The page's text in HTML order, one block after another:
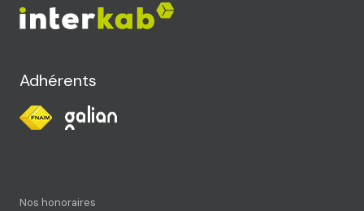
Adhérents
Nos honoraires